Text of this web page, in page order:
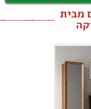
מבית